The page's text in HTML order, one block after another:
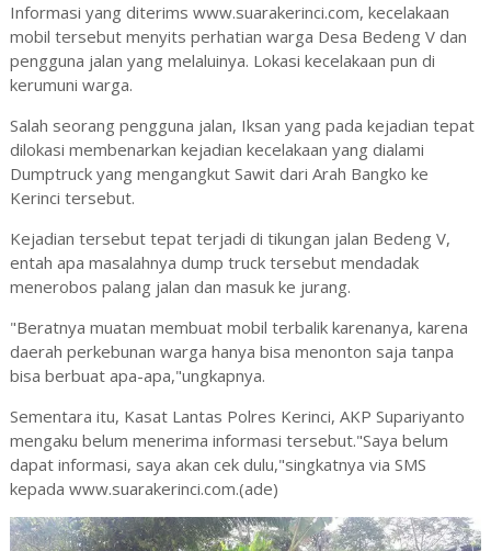
Informasi yang diterims www.suarakerinci.com, kecelakaan
mobil tersebut menyits perhatian warga Desa Bedeng V dan
pengguna jalan yang melaluinya. Lokasi kecelakaan pun di
kerumuni warga.
Salah seorang pengguna jalan, Iksan yang pada kejadian tepat
dilokasi membenarkan kejadian kecelakaan yang dialami
Dumptruck yang mengangkut Sawit dari Arah Bangko ke
Kerinci tersebut.
Kejadian tersebut tepat terjadi di tikungan jalan Bedeng V,
entah apa masalahnya dump truck tersebut mendadak
menerobos palang jalan dan masuk ke jurang.
"Beratnya muatan membuat mobil terbalik karenanya, karena
daerah perkebunan warga hanya bisa menonton saja tanpa
bisa berbuat apa-apa,"ungkapnya.
Sementara itu, Kasat Lantas Polres Kerinci, AKP Supariyanto
mengaku belum menerima informasi tersebut."Saya belum
dapat informasi, saya akan cek dulu,"singkatnya via SMS
kepada www.suarakerinci.com.(ade)